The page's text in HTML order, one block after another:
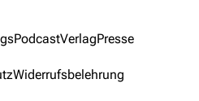
PodcastVerlagPresse
Widerrufsbelehrung